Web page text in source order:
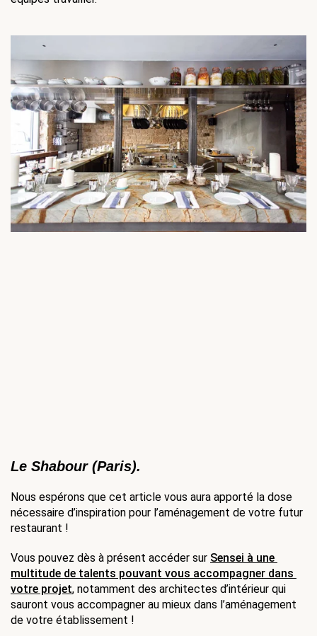
Le Shabour (Paris).
Nous espérons que cet article vous aura apporté la dose
nécessaire d’inspiration pour l’aménagement de votre futur
restaurant !
Vous pouvez dès à présent accéder sur Sensei à une
multitude de talents pouvant vous accompagner dans
votre projet, notamment des architectes d’intérieur qui
sauront vous accompagner au mieux dans l’aménagement
de votre établissement !